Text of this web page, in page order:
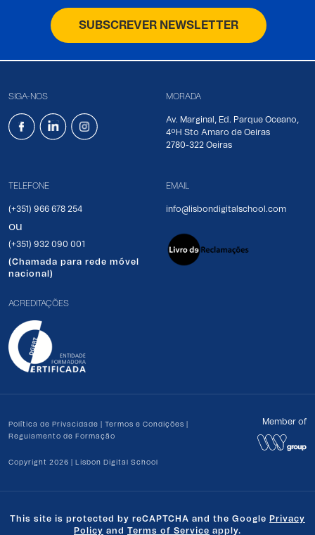
SUBSCREVER NEWSLETTER
SIGA-NOS MORADA
Av. Marginal, Ed. Parque Oceano,
4ºH Sto Amaro de Oeiras
2780-322 Oeiras
TELEFONE
(+351) 966 678 254
ou
(+351) 932 090 001
(Chamada para rede móvel
nacional)
EMAIL
info@lisbondigitalschool.com
ACREDITAÇÕES
Política de Privacidade Termos e Condições
Regulamento de Formação
Copyright 2026 | Lisbon Digital School
Member of
This site is protected by reCAPTCHA and the Google Privacy
Policy and Terms of Service apply.